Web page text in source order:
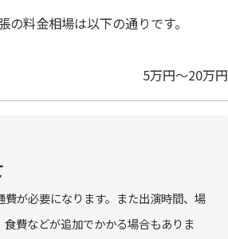
の料金相場は以下の通りです。
5万円～20万円
費が必要になります。また出演時間、場
費などが追加でかかる場合もありま